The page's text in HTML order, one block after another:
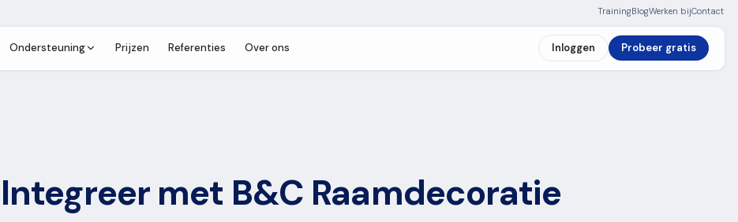
TrainingBlogWerken bijContact
Ondersteuning Prijzen Referenties Over ons Inloggen Probeer gratis
Integreer met B&C Raamdecoratie